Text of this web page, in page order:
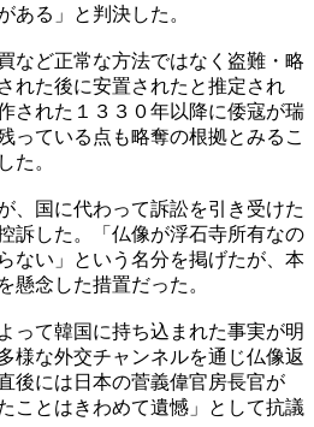
ある」と判決した。
など正常な方法ではなく盗難・略
れた後に安置されたと推定され
された１３３０年以降に倭寇が瑞
っている点も略奪の根拠とみるこ
た。
、国に代わって訴訟を引き受けた
訴した。「仏像が浮石寺所有なの
ない」という名分を掲げたが、本
懸念した措置だった。
って韓国に持ち込まれた事実が明
様な外交チャンネルを通じ仏像返
後には日本の菅義偉官房長官が
ことはきわめて遺憾」として抗議